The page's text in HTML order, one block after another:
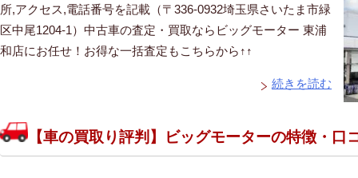
所,アクセス,電話番号を記載（〒336-0932埼玉県さいたま市緑
区中尾1204-1）中古車の査定・買取ならビッグモーター 東浦
和店にお任せ！お得な一括査定もこちらから↑↑
続きを読む
【車の買取り評判】ビッグモーターの特徴・口